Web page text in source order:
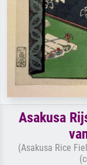
Asakusa
(Asakusa Rice